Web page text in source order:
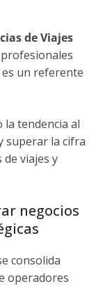
de Viajes
un referente
la tendencia al
superar la cifra
viajes y
negocios
consolida
operadores